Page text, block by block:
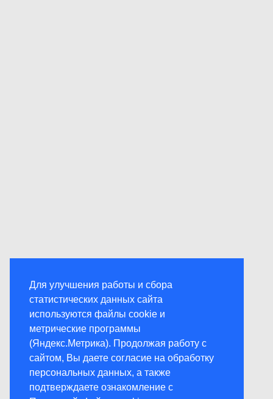
Для улучшения работы и сбора
статистических данных сайта
используются файлы cookie и
метрические программы
(Яндекс.Метрика). Продолжая работу с
сайтом, Вы даете согласие на обработку
персональных данных, а также
подтверждаете ознакомление с